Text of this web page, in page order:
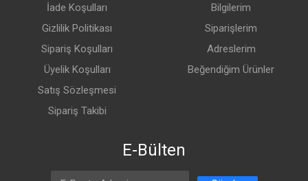
İade Koşulları
Gizlilik Politikası
Sipariş Koşulları
Üyelik Koşulları
Satış Sözleşmesi
Sipariş Takibi
Bilgilerim
Siparişlerim
Adreslerim
Beğendiğim Ürünler
E-Bülten
Email Address